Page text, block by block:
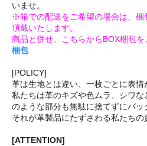
いませ。
※箱での配送をご希望の場合は、
頂戴いたします。
商品と併せ、こちらからBOX梱包
梱包
[POLICY]
革は生地とは違い、一枚ごとに表情
私たちは革のキズや色ムラ、シワ
のような部分も無駄に捨てずにバッ
それが革製品にたずさわる私たちの
[ATTENTION]